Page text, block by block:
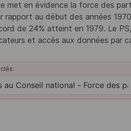
met en évidence la force des
rapport au début des années
de 24% atteint en 1979. Le
et accès aux données par